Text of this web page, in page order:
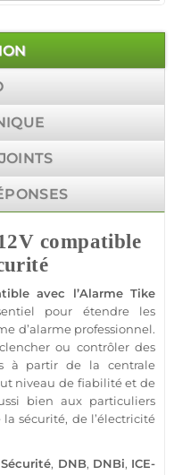
compatible
avec l’AlarmeTike
pour étendre les
d’alarme professionnel.
ou contrôler des
à partir de la centrale
niveau de fiabilité et de
bien aux particuliers
lasécurité, de l’électricité
Sécurité, DNB, DNBi, ICE-